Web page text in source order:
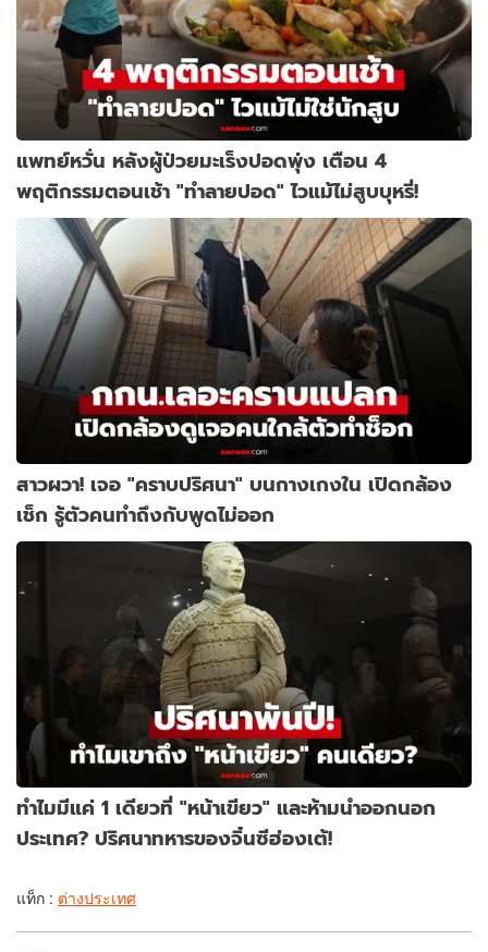
แพทย์หวั่น หลังผู้ป่วยมะเร็งปอดพุ่ง เตือน 4
พฤติกรรมตอนเช้า "ทำลายปอด" ไวแม้ไม่สูบบุหรี่!
สาวผวา! เจอ "คราบปริศนา" บนกางเกงใน เปิดกล้อง
เช็ก รู้ตัวคนทำถึงกับพูดไม่ออก
ทำไมมีแค่ 1 เดียวที่ "หน้าเขียว" และห้ามนำออกนอก
ประเทศ? ปริศนาทหารของจิ๋นซีฮ่องเต้!
แท็ก : ต่างประเทศ